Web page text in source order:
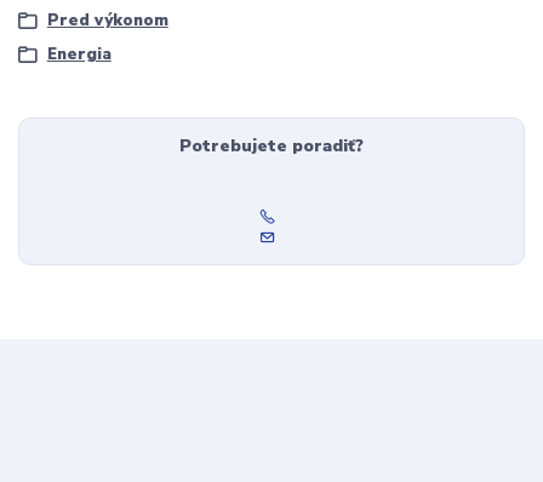
Pred výkonom
Energia
Potrebujete poradiť?